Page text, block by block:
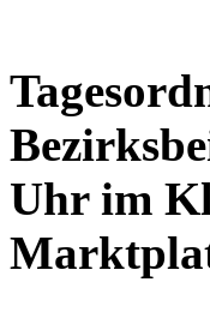
Uhr im